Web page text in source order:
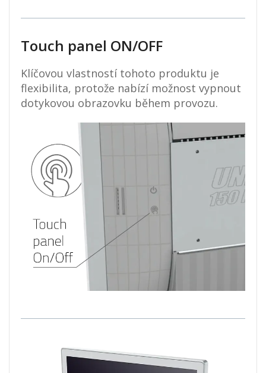
Touch panel ON/OFF
Klíčovou vlastností tohoto produktu je
flexibilita, protože nabízí možnost vypnout
dotykovou obrazovku během provozu.